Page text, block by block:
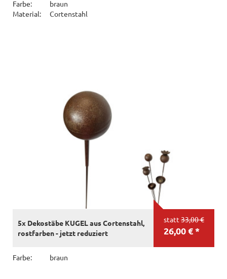
Farbe:
braun
Material:
Cortenstahl
statt 33,00 €
26,00 € *
5x Dekostäbe KUGEL aus Cortenstahl,
rostfarben - jetzt reduziert
Farbe: braun